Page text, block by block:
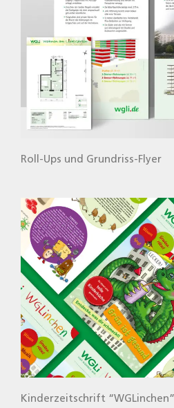
Roll-Ups und Grund­riss-Fly­er
Kin­der­zeit­schrift “WGLin­chen”